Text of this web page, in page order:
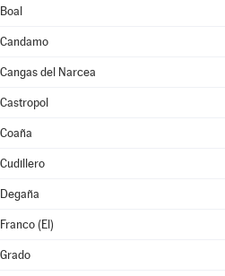
Boal
Candamo
Cangas del Narcea
Castropol
Coaña
Cudillero
Degaña
Franco (El)
Grado